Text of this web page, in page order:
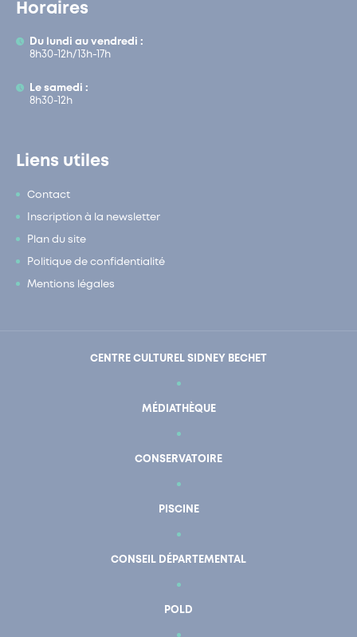
Horaires
Du lundi au vendredi :
8h30-12h/13h-17h
Le samedi :
8h30-12h
Liens utiles
Contact
Inscription à la newsletter
Plan du site
Politique de confidentialité
Mentions légales
CENTRE CULTUREL SIDNEY BECHET
MÉDIATHÈQUE
CONSERVATOIRE
PISCINE
CONSEIL DÉPARTEMENTAL
POLD